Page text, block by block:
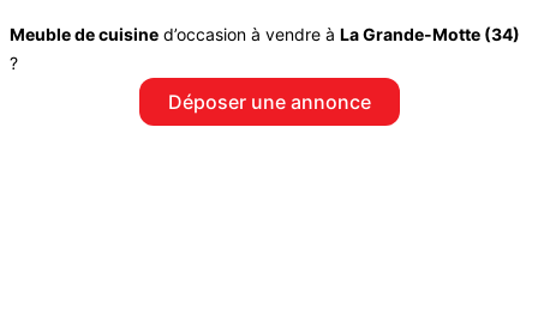
Meuble de cuisine d’occasion à vendre à La Grande-Motte (34)
?
Déposer une annonce